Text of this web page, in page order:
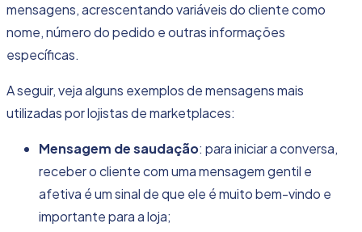
mensagens, acrescentando variáveis do cliente como
nome, número do pedido e outras informações
específicas.
A seguir, veja alguns exemplos de mensagens mais
utilizadas por lojistas de marketplaces:
Mensagem de saudação: para iniciar a conversa,
receber o cliente com uma mensagem gentil e
afetiva é um sinal de que ele é muito bem-vindo e
importante para a loja;